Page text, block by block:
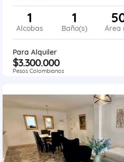
1
Alcobas
1
Baño(s) Área
Para Alquiler
$3.300.000
Pesos Colombianos